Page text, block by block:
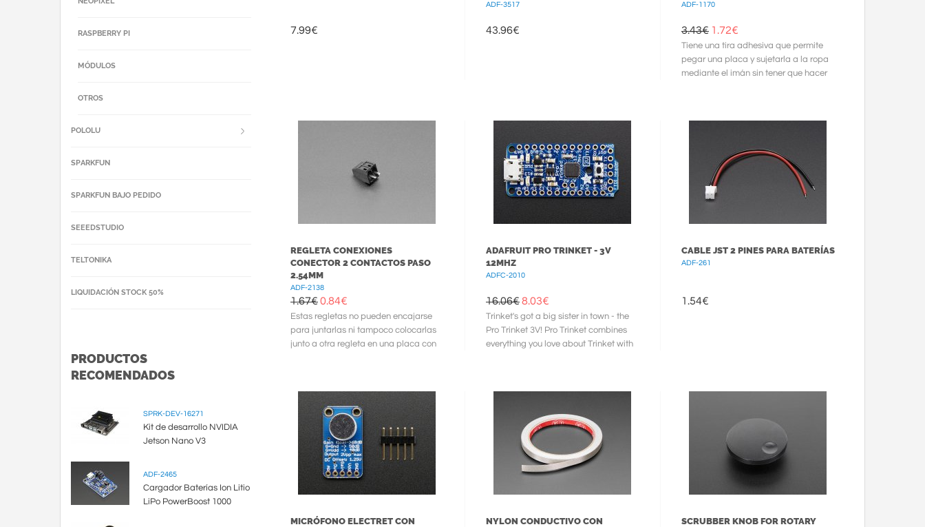
7.99€
ADF-3517
43.96€
ADF-1170
3.43€ 1.72€
Tiene una tira adhesiva que permite
pegar una placa y sujetarla a la ropa
mediante el imán sin tener que hacer
REGLETA CONEXIONES
CONECTOR 2 CONTACTOS PASO
2.54MM
ADF-2138
1.67€0.84€
Estas regletas no pueden encajarse
para juntarlas ni tampoco colocarlas
junto a otra regleta en una placa con
ADAFRUIT PRO TRINKET - 3V
12MHZ
ADFC-2010
16.06€8.03€
Trinket's got a big sister in town - the
Pro Trinket 3V! Pro Trinket combines
everything you love about Trinket with
CABLE JST 2 PINES PARA BATERÍAS
ADF-261
1.54€
MICRÓFONO ELECTRET CON
NYLON CONDUCTIVO CON
SCRUBBER KNOB FOR ROTARY
RASPBERRY PI
MÓDULOS
OTROS
POLOLU
SPARKFUN
SPARKFUN BAJO PEDIDO
SEEEDSTUDIO
TELTONIKA
LIQUIDACIÓN STOCK 50%
PRODUCTOS
RECOMENDADOS
SPRK-DEV-16271
Kit de desarrollo NVIDIA
Jetson Nano V3
ADF-2465
Cargador Baterías Ion Litio
LiPo PowerBoost 1000